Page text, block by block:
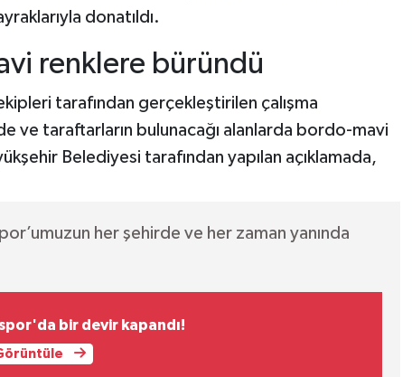
donatıldı.
renklere büründü
tarafından gerçekleştirilen çalışma
ve taraftarların bulunacağı alanlarda bordo-mavi
Belediyesi tarafından yapılan açıklamada,
her şehirde ve her zaman yanında
bir devir kapandı!